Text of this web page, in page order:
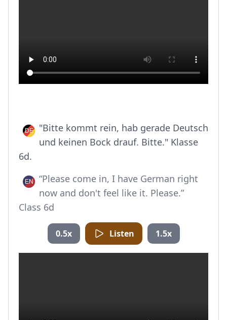
"Bitte kommt rein, hab gerade Deutsch
und keinen Bock drauf. Bitte." Klasse
6d.
“Please come in, I have German right
now and don't feel like it. Please.”
Class 6d
0.5x Listen 1.5x